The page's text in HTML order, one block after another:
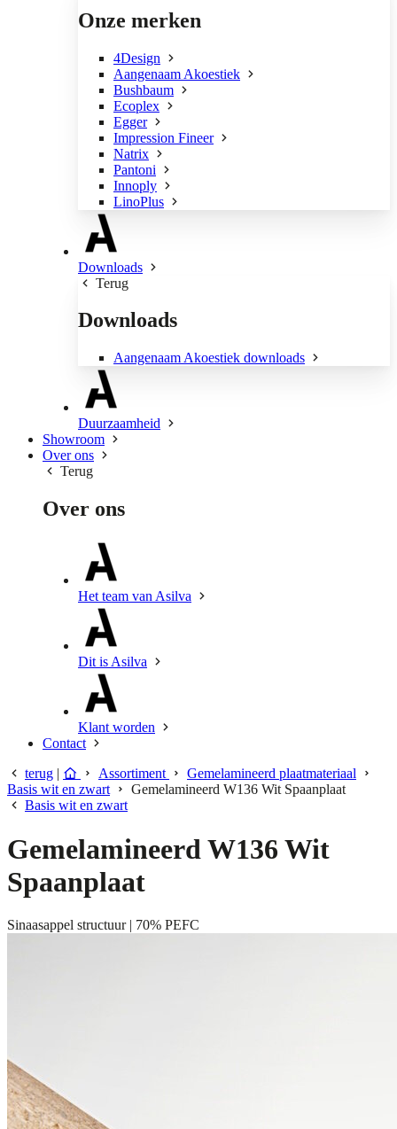
Onze merken
4Design
Aangenaam Akoestiek
Bushbaum
Ecoplex
Egger
Impression Fineer
Natrix
Pantoni
Innoply
LinoPlus
Downloads
Terug
Downloads
Aangenaam Akoestiek downloads
Duurzaamheid
Showroom
Over ons
Terug
Over ons
Het team van Asilva
Dit is Asilva
Klant worden
Contact
terug | Assortiment
Gemelamineerd plaatmateriaal
Basis wit en zwart
Gemelamineerd W136 Wit Spaanplaat
Basis wit en zwart
Gemelamineerd W136 Wit
Spaanplaat
Sinaasappel structuur | 70% PEFC